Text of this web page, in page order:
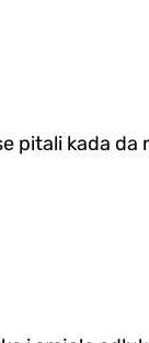
pitali kada